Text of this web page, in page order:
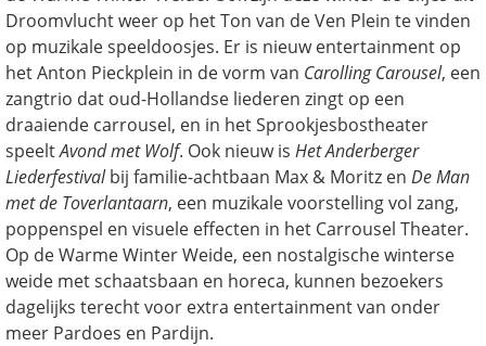
Droomvlucht weer op het Ton van de Ven Plein te vinden
op muzikale speeldoosjes. Er is nieuw entertainment op
het Anton Pieckplein in de vorm van Carolling Carousel, een
zangtrio dat oud-Hollandse liederen zingt op een
draaiende carrousel, en in het Sprookjesbostheater
speeltAvond met Wolf. Ook nieuw is Het Anderberger
Liederfestivalbij familie-achtbaan Max & Moritz en De Man
met de Toverlantaarn, een muzikale voorstelling vol zang,
poppenspel en visuele effecten in het Carrousel Theater.
Op de Warme Winter Weide, een nostalgische winterse
weide met schaatsbaan en horeca, kunnen bezoekers
dagelijks terecht voor extra entertainment van onder
meer Pardoes en Pardijn.